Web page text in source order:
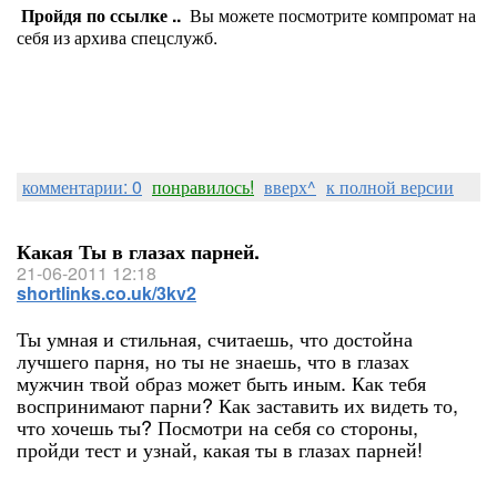
Пройдя по ссылке .. Вы можете посмотрите компромат на
себя из архива спецслужб.
комментарии: 0 понравилось! вверх^ к полной версии
Какая Ты в глазах парней.
21-06-2011 12:18
shortlinks.co.uk/3kv2
Ты умная и стильная, считаешь, что достойна
лучшего парня, но ты не знаешь, что в глазах
мужчин твой образ может быть иным. Как тебя
воспринимают парни? Как заставить их видеть то,
что хочешь ты? Посмотри на себя со стороны,
пройди тест и узнай, какая ты в глазах парней!